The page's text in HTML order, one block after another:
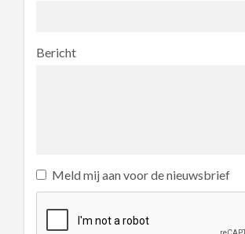
Bericht
Meld mij aan voor de nieuwsbrief